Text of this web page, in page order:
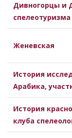
Дивногорцы и
спелеотуризма
Женевская
История
Арабика,
История
клуба